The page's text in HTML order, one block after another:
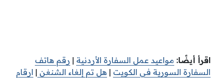
اقرأ أيضًا: مواعيد عمل السفارة الأردنية | رقم هاتف
السفارة السورية في الكويت | هل تم إلغاء الشنغن | ارقام